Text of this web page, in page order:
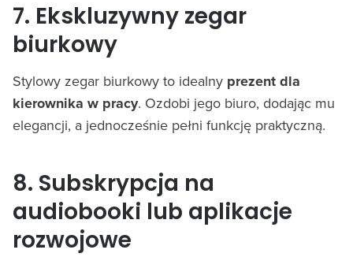
7. Ekskluzywny zegar
biurkowy
Stylowy zegar biurkowy to idealny prezent dla
kierownika w pracy. Ozdobi jego biuro, dodając mu
elegancji, a jednocześnie pełni funkcję praktyczną.
8. Subskrypcja na
audiobooki lub aplikacje
rozwojowe